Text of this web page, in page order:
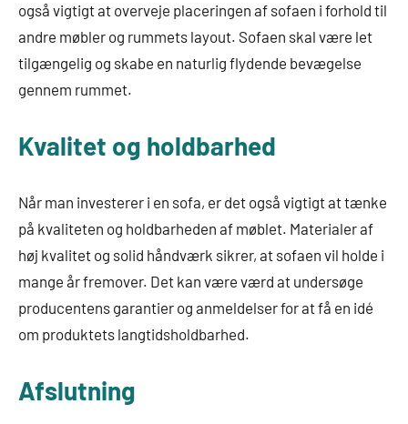
også vigtigt at overveje placeringen af sofaen i forhold til
andre møbler og rummets layout. Sofaen skal være let
tilgængelig og skabe en naturlig flydende bevægelse
gennem rummet.
Kvalitet og holdbarhed
Når man investerer i en sofa, er det også vigtigt at tænke
på kvaliteten og holdbarheden af møblet. Materialer af
høj kvalitet og solid håndværk sikrer, at sofaen vil holde i
mange år fremover. Det kan være værd at undersøge
producentens garantier og anmeldelser for at få en idé
om produktets langtidsholdbarhed.
Afslutning